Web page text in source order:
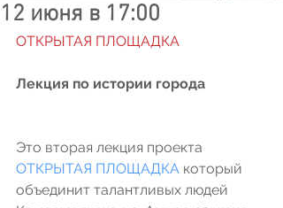
12 июня в 17:00
ОТКРЫТАЯ ПЛОЩАДКА
Лекция по истории города
Это вторая лекция проекта
ОТКРЫТАЯ ПЛОЩАДКА который
объединит талантливых людей